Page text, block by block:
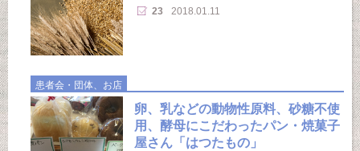
23 2018.01.11
患者会・団体、お店
卵、乳などの動物性原料、砂糖不使
用、酵母にこだわったパン・焼菓子
屋さん「はつたもの」